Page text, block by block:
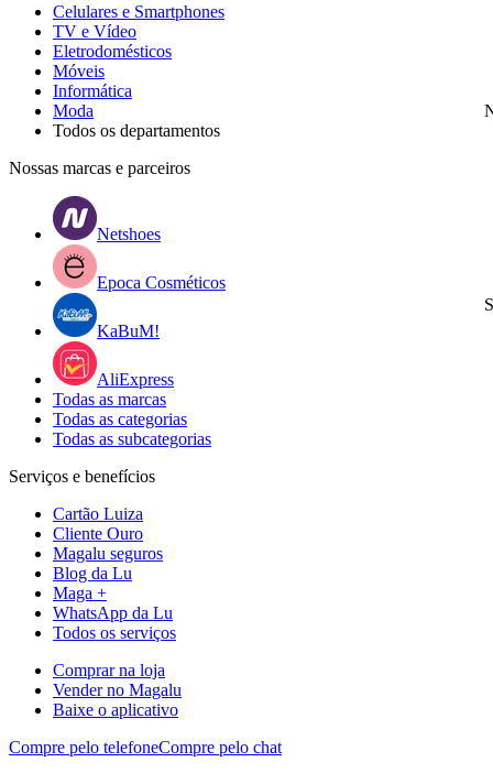
Celulares e Smartphones
TV e Vídeo
Eletrodomésticos
Móveis
Informática
Moda
Todos os departamentos
Nossas marcas e parceiros
Netshoes
Epoca Cosméticos
KaBuM!
AliExpress
Todas as marcas
Todas as categorias
Todas as subcategorias
Serviços e benefícios
Cartão Luiza
Cliente Ouro
Magalu seguros
Blog da Lu
Maga +
WhatsApp da Lu
Todos os serviços
Comprar na loja
Vender no Magalu
Baixe o aplicativo
Compre pelo telefoneCompre pelo chat